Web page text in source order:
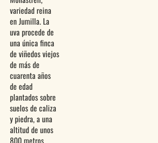
variedad reina
en Jumilla. La
uva procede de
una única finca
de viñedos viejos
de más de
cuarenta años
de edad
plantados sobre
suelos de caliza
y piedra, a una
altitud de unos
800 metros